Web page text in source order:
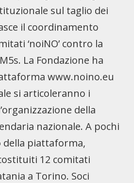
sul taglio dei
il coordinamento
‘noiNO’ contro la
La Fondazione ha
www.noino.eu
si articoleranno i
della
nazionale. A pochi
della piattaforma,
12 comitati
a Torino. Soci